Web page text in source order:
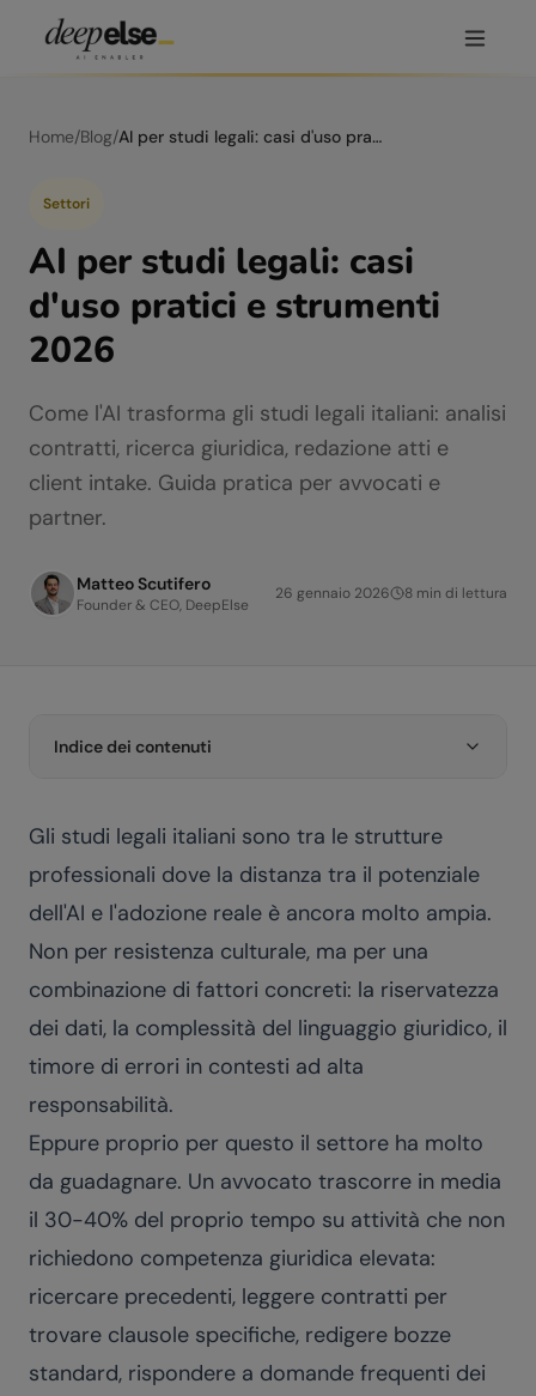
Home/Blog/ AI per studi legali: casi d'uso pratici e strumenti 2026
Settori
AI per studi legali: casi
d'uso pratici e strumenti
2026
Come l'AI trasforma gli studi legali italiani: analisi
contratti, ricerca giuridica, redazione atti e
client intake. Guida pratica per avvocati e
partner.
Matteo Scutifero
Founder & CEO, DeepElse
26 gennaio 2026 8 min di lettura
Indice dei contenuti
Gli studi legali italiani sono tra le strutture
professionali dove la distanza tra il potenziale
dell'AI e l'adozione reale è ancora molto ampia.
Non per resistenza culturale, ma per una
combinazione di fattori concreti: la riservatezza
dei dati, la complessità del linguaggio giuridico, il
timore di errori in contesti ad alta
responsabilità.
Eppure proprio per questo il settore ha molto
da guadagnare. Un avvocato trascorre in media
il 30-40% del proprio tempo su attività che non
richiedono competenza giuridica elevata:
ricercare precedenti, leggere contratti per
trovare clausole specifiche, redigere bozze
standard, rispondere a domande frequenti dei